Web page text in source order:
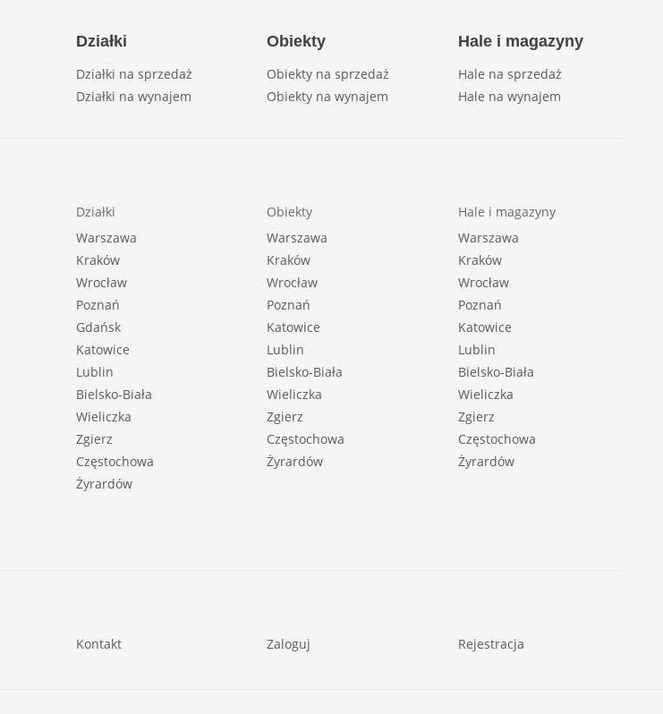
Działki
Działki na sprzedaż
Działki na wynajem
Obiekty
Obiekty na sprzedaż
Obiekty na wynajem
Hale i magazyny
Hale na sprzedaż
Hale na wynajem
Działki
Warszawa
Kraków
Wrocław
Poznań
Gdańsk
Katowice
Lublin
Bielsko-Biała
Wieliczka
Zgierz
Częstochowa
Żyrardów
Obiekty
Warszawa
Kraków
Wrocław
Poznań
Katowice
Lublin
Bielsko-Biała
Wieliczka
Zgierz
Częstochowa
Żyrardów
Hale i magazyny
Warszawa
Kraków
Wrocław
Poznań
Katowice
Lublin
Bielsko-Biała
Wieliczka
Zgierz
Częstochowa
Żyrardów
Kontakt Zaloguj Rejestracja